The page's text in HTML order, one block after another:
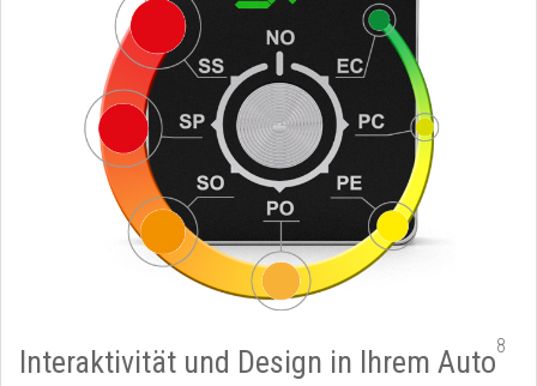
Interaktivität und Design in Ihrem Auto8